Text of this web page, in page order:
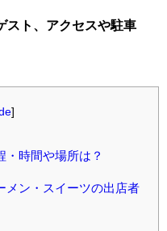
スト、アクセスや駐車
]
・時間や場所は？
メン・スイーツの出店者